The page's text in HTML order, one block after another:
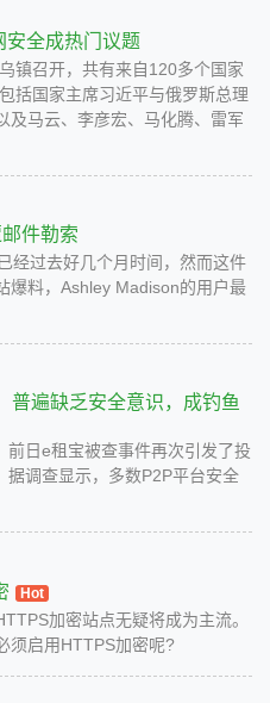
安全成热门议题
镇召开，共有来自120多个国家
括国家主席习近平与俄罗斯总理
及马云、李彦宏、马化腾、雷军
件勒索
经过去好几个月时间，然而这件
爆料，Ashley Madison的用户最
普遍缺乏安全意识，成钓鱼
前日e租宝被查事件再次引发了投
据调查显示，多数P2P平台安全
Hot
加密站点无疑将成为主流。
须启用HTTPS加密呢?